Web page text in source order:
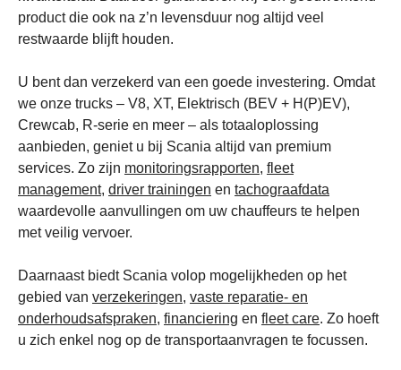
product die ook na z’n levensduur nog altijd veel
restwaarde blijft houden.
U bent dan verzekerd van een goede investering. Omdat
we onze trucks – V8, XT, Elektrisch (BEV + H(P)EV),
Crewcab, R-serie en meer – als totaaloplossing
aanbieden, geniet u bij Scania altijd van premium
services. Zo zijn monitoringsrapporten, fleet
management, driver trainingen en tachograafdata
waardevolle aanvullingen om uw chauffeurs te helpen
met veilig vervoer.
Daarnaast biedt Scania volop mogelijkheden op het
gebied van verzekeringen, vaste reparatie- en
onderhoudsafspraken, financiering en fleet care. Zo hoeft
u zich enkel nog op de transportaanvragen te focussen.